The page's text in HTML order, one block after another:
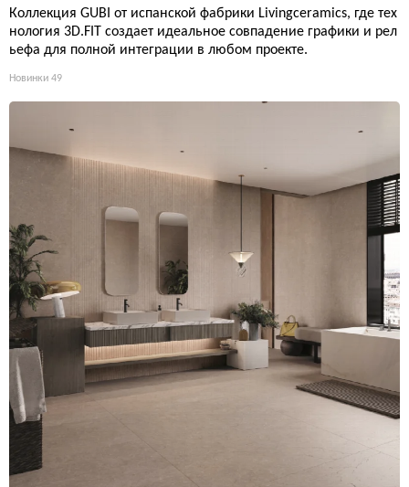
Коллекция GUBI от испанской фабрики Livingceramics, где тех
нология 3D.FIT создает идеальное совпадение графики и рел
ьефа для полной интеграции в любом проекте.
Новинки 49